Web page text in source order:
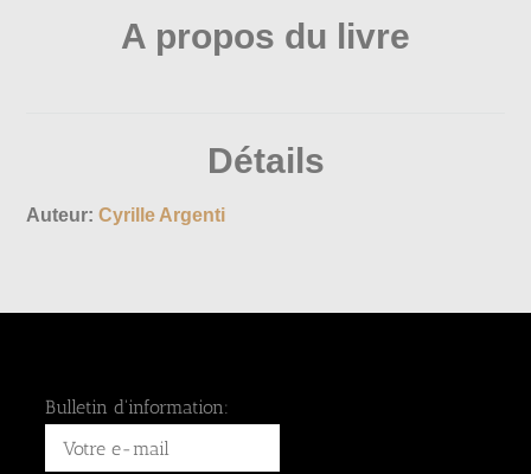
A propos du livre
Détails
Auteur: Cyrille Argenti
Bulletin d'information: